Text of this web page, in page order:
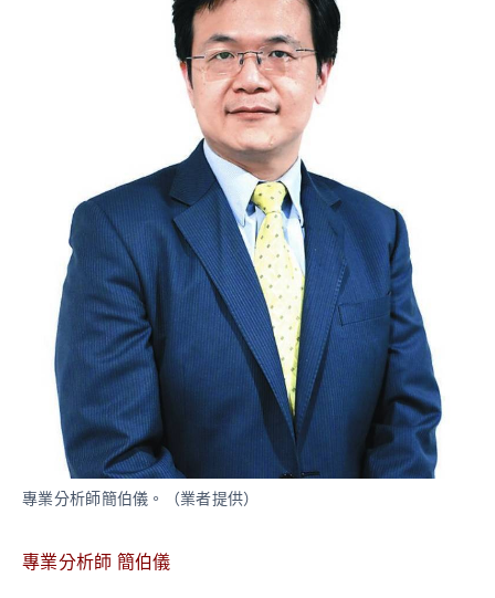
專業分析師簡伯儀。（業者提供）
專業分析師 簡伯儀